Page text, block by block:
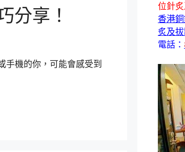
分享！
手機的你，可能會感受到
位針
香港
炙及
電話：